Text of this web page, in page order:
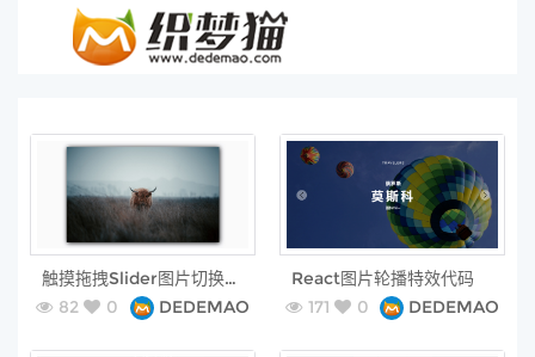
触摸拖拽Slider图片切换插件
free
82 0 DEDEMAO
React图片轮播特效代码
free
171 0 DEDEMAO